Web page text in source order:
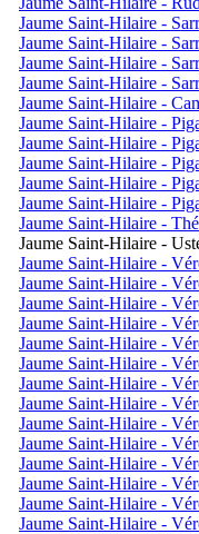
Jaume Saint-Hilaire -
Jaume Saint-Hilaire -
Jaume Saint-Hilaire -
Jaume Saint-Hilaire -
Jaume Saint-Hilaire -
Jaume Saint-Hilaire -
Jaume Saint-Hilaire -
Jaume Saint-Hilaire -
Jaume Saint-Hilaire -
Jaume Saint-Hilaire -
Jaume Saint-Hilaire -
Jaume Saint-Hilaire -
Jaume Saint-Hilaire -
Jaume Saint-Hilaire -
Jaume Saint-Hilaire -
Jaume Saint-Hilaire -
Jaume Saint-Hilaire -
Jaume Saint-Hilaire -
Jaume Saint-Hilaire -
Jaume Saint-Hilaire -
Jaume Saint-Hilaire -
Jaume Saint-Hilaire -
Jaume Saint-Hilaire -
Jaume Saint-Hilaire -
Jaume Saint-Hilaire -
Jaume Saint-Hilaire -